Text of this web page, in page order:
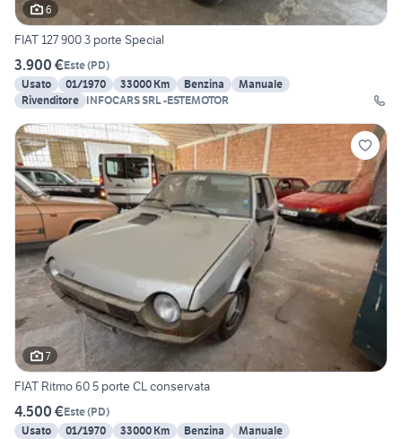
6
FIAT 127 900 3 porte Special
3.900 €Este(PD)
Usato
01/1970 33000 Km Benzina
Manuale
Rivenditore INFOCARS SRL -ESTEMOTOR
7
FIAT Ritmo 60 5 porte CL conservata
4.500 €Este(PD)
Usato
01/1970 33000 Km Benzina
Manuale